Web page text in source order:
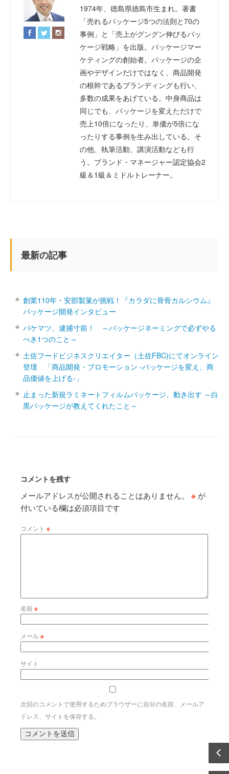
1974年、徳島県徳島市生まれ。著書
「売れるパッケージ5つの法則と70の
事例」と「売上がグングン伸びるパッ
ケージ戦略」を出版。パッケージマー
ケティングの創始者。パッケージの企
画やデザインだけではなく、商品開発
の根幹であるブランディングも行い、
多数の成果をあげている。中身商品は
同じでも、パッケージを変えただけで
売上10倍になったり、単価が5倍にな
ったりする事例を生み出している。そ
の他、執筆活動、講演活動なども行
う。ブランド・マネージャー認定協会2
級＆1級＆ミドルトレーナー。
最新の記事
創業110年・安部製菓が挑戦！『カラダに骨骨カルシウム』
パッケージ開発インタビュー
パケマツ、逮捕寸前！ ～パッケージネーミングで必ずやる
べき1つのこと～
土佐フードビジネスクリエイター（土佐FBC)にてオンライン
登壇 「商品開発・プロモーション ‐パッケージを変え、商
品価値を上げる‐」
止まった新規ラミネートフィルムパッケージ、動き出す ～白
黒パッケージが教えてくれたこと～
コメントを残す
メールアドレスが公開されることはありません。 ※ が
付いている欄は必須項目です
コメント ※
名前※
メール※
サイト
次回のコメントで使用するためブラウザーに自分の名前、メールア
ドレス、サイトを保存する。